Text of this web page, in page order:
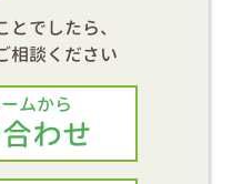
でしたら、
相談ください
ムから
わせ